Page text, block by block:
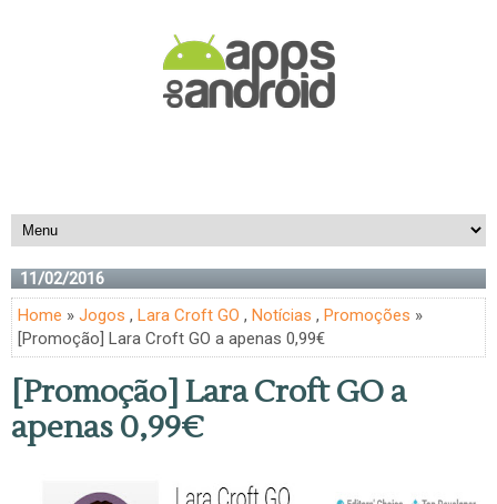
11/02/2016
Home » Jogos , Lara Croft GO , Notícias , Promoções »
[Promoção] Lara Croft GO a apenas 0,99€
[Promoção] Lara Croft GO a
apenas 0,99€